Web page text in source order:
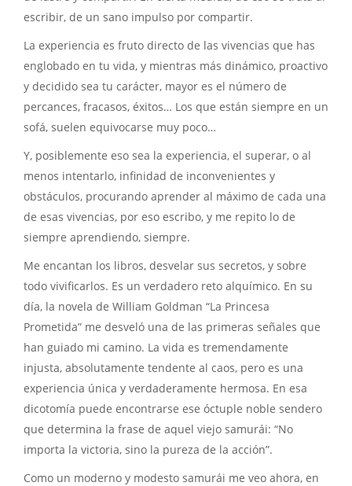
escribir, de un sano impulso por compartir.
La experiencia es fruto directo de las vivencias que has
englobado en tu vida, y mientras más dinámico, proactivo
y decidido sea tu carácter, mayor es el número de
percances, fracasos, éxitos… Los que están siempre en un
sofá, suelen equivocarse muy poco…
Y, posiblemente eso sea la experiencia, el superar, o al
menos intentarlo, infinidad de inconvenientes y
obstáculos, procurando aprender al máximo de cada una
de esas vivencias, por eso escribo, y me repito lo de
siempre aprendiendo, siempre.
Me encantan los libros, desvelar sus secretos, y sobre
todo vivificarlos. Es un verdadero reto alquímico. En su
día, la novela de William Goldman “La Princesa
Prometida” me desveló una de las primeras señales que
han guiado mi camino. La vida es tremendamente
injusta, absolutamente tendente al caos, pero es una
experiencia única y verdaderamente hermosa. En esa
dicotomía puede encontrarse ese óctuple noble sendero
que determina la frase de aquel viejo samurái: “No
importa la victoria, sino la pureza de la acción”.
Como un moderno y modesto samurái me veo ahora, en